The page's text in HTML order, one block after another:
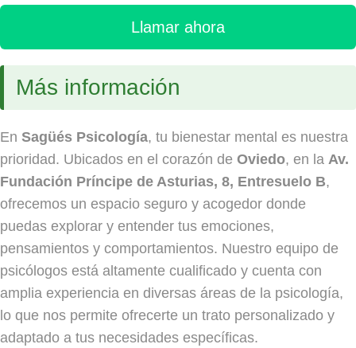
Llamar ahora
Más información
En Sagüés Psicología, tu bienestar mental es nuestra
prioridad. Ubicados en el corazón de Oviedo, en la Av.
Fundación Príncipe de Asturias, 8, Entresuelo B,
ofrecemos un espacio seguro y acogedor donde
puedas explorar y entender tus emociones,
pensamientos y comportamientos. Nuestro equipo de
psicólogos está altamente cualificado y cuenta con
amplia experiencia en diversas áreas de la psicología,
lo que nos permite ofrecerte un trato personalizado y
adaptado a tus necesidades específicas.